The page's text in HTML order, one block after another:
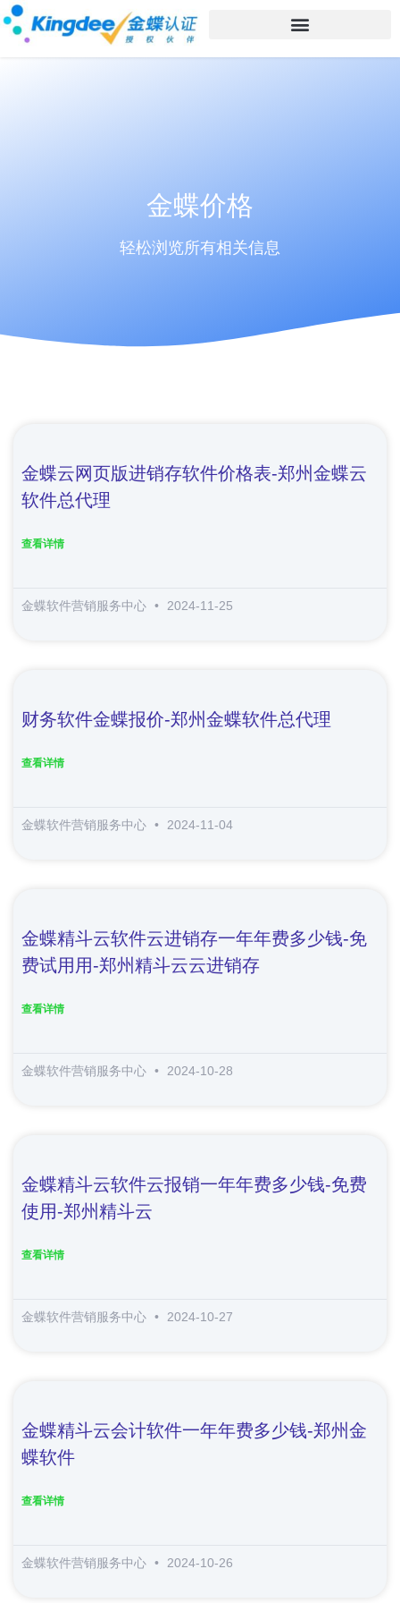
金蝶价格
轻松浏览所有相关信息
金蝶云网页版进销存软件价格表-郑州金蝶云
软件总代理
查看详情
金蝶软件营销服务中心 2024-11-25
财务软件金蝶报价-郑州金蝶软件总代理
查看详情
金蝶软件营销服务中心 2024-11-04
金蝶精斗云软件云进销存一年年费多少钱-免
费试用用-郑州精斗云云进销存
查看详情
金蝶软件营销服务中心 2024-10-28
金蝶精斗云软件云报销一年年费多少钱-免费
使用-郑州精斗云
查看详情
金蝶软件营销服务中心 2024-10-27
金蝶精斗云会计软件一年年费多少钱-郑州金
蝶软件
查看详情
金蝶软件营销服务中心 2024-10-26